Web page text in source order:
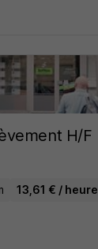
H/F
13,61 € / heure